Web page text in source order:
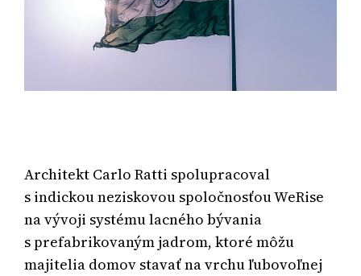
Architekt Carlo Ratti spolupracoval
s indickou neziskovou spoločnosťou WeRise
na vývoji systému lacného bývania
s prefabrikovaným jadrom, ktoré môžu
majitelia domov stavať na vrchu ľubovoľnej